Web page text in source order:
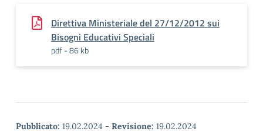
Direttiva Ministeriale del 27/12/2012 sui
Bisogni Educativi Speciali
pdf - 86 kb
Pubblicato: 19.02.2024 - Revisione: 19.02.2024